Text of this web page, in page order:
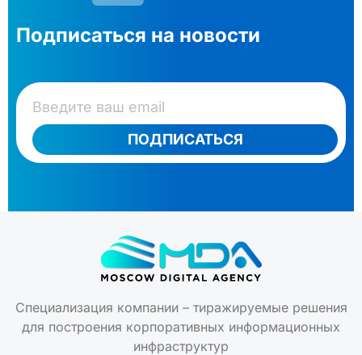
Подписаться на новости
ПОДПИСАТЬСЯ
Специализация компании – тиражируемые решения
для построения корпоративных информационных
инфраструктур